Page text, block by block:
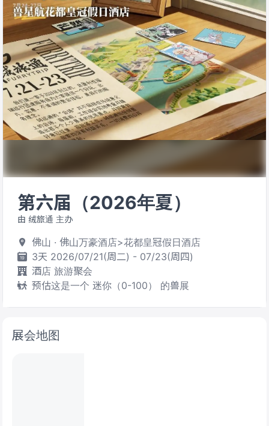
第六届（2026年夏）
由 绒旅通 主办
佛山 · 佛山万豪酒店>花都皇冠假日酒店
3天 2026/07/21(周二) - 07/23(周四)
酒店 旅游聚会
预估这是一个 迷你（0-100） 的兽展
展会地图